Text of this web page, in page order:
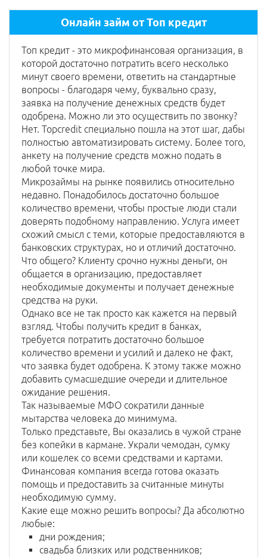
Онлайн займ от Топ кредит
Топ кредит - это микрофинансовая организация, в
которой достаточно потратить всего несколько
минут своего времени, ответить на стандартные
вопросы - благодаря чему, буквально сразу,
заявка на получение денежных средств будет
одобрена. Можно ли это осуществить по звонку?
Нет. Topcredit специально пошла на этот шаг, дабы
полностью автоматизировать систему. Более того,
анкету на получение средств можно подать в
любой точке мира.
Микрозаймы на рынке появились относительно
недавно. Понадобилось достаточно большое
количество времени, чтобы простые люди стали
доверять подобному направлению. Услуга имеет
схожий смысл с теми, которые предоставляются в
банковских структурах, но и отличий достаточно.
Что общего? Клиенту срочно нужны деньги, он
общается в организацию, предоставляет
необходимые документы и получает денежные
средства на руки.
Однако все не так просто как кажется на первый
взгляд. Чтобы получить кредит в банках,
требуется потратить достаточно большое
количество времени и усилий и далеко не факт,
что заявка будет одобрена. К этому также можно
добавить сумасшедшие очереди и длительное
ожидание решения.
Так называемые МФО сократили данные
мытарства человека до минимума.
Только представьте, Вы оказались в чужой стране
без копейки в кармане. Украли чемодан, сумку
или кошелек со всеми средствами и картами.
Финансовая компания всегда готова оказать
помощь и предоставить за считанные минуты
необходимую сумму.
Какие еще можно решить вопросы? Да абсолютно
любые:
дни рождения;
свадьба близких или родственников;